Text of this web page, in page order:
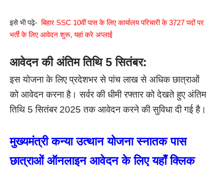
इसे भी पढ़े-बिहार SSC 10वीं पास के लिए कार्यालय परिचारी के 3727 पदों पर
भर्ती के लिए आवेदन शुरू, यहां करे अप्लाई
आवेदन की अंतिम तिथि 5 सितंबर:
इस योजना के लिए प्रदेशभर से पांच लाख से अधिक छात्राओं
को आवेदन करना है। सर्वर की धीमी रफ्तार को देखते हुए अंतिम
तिथि 5 सितंबर 2025 तक आवेदन करने की सुविधा दी गई है।
मुख्यमंत्री कन्या उत्थान योजना स्नातक पास
छात्राओं ऑनलाइन आवेदन के लिए यहाँ क्लिक